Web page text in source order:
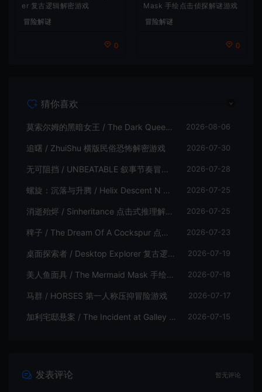
er 复古逻辑解密游戏
冒险解谜
0
Mask 手绘点击侦探解谜游戏
冒险解谜
0
猜你喜欢
莫索尔姆的黑暗女王 / The Dark Queen of Mortholme 多结局叙事游戏 2026-08-06
追曙 / ZhuiShu 横版民俗恐怖解密游戏 2026-07-30
无可阻挡 / UNBEATABLE 叙事节奏冒险游戏 2026-07-28
螺旋：沉落与升腾 / Helix Descent N Ascent 解谜冒险游戏 2026-07-25
消逝殆烬 / Sinheritance 点击式推理解谜游戏 2026-07-25
稗子 / The Dream Of A Cockspur 点击式剧情解谜游戏 2026-07-23
桌面探索者 / Desktop Explorer 复古逻辑解密游戏 2026-07-19
美人鱼面具 / The Mermaid Mask 手绘点击侦探解谜游戏 2026-07-18
马群 / HORSES 第一人称压抑冒险游戏 2026-07-17
加利宅邸悬案 / The Incident at Galley House 侦探解密推理游戏 2026-07-15
发表评论 暂无评论